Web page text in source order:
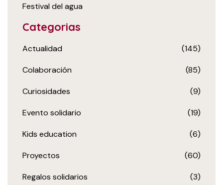
Festival del agua
Categorias
Actualidad (145)
Colaboración (85)
Curiosidades (9)
Evento solidario (19)
Kids education (6)
Proyectos (60)
Regalos solidarios (3)